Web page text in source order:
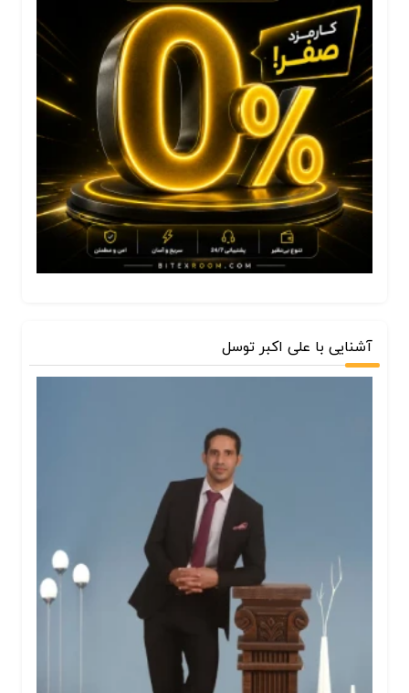
آشنایی با علی اکبر توسل